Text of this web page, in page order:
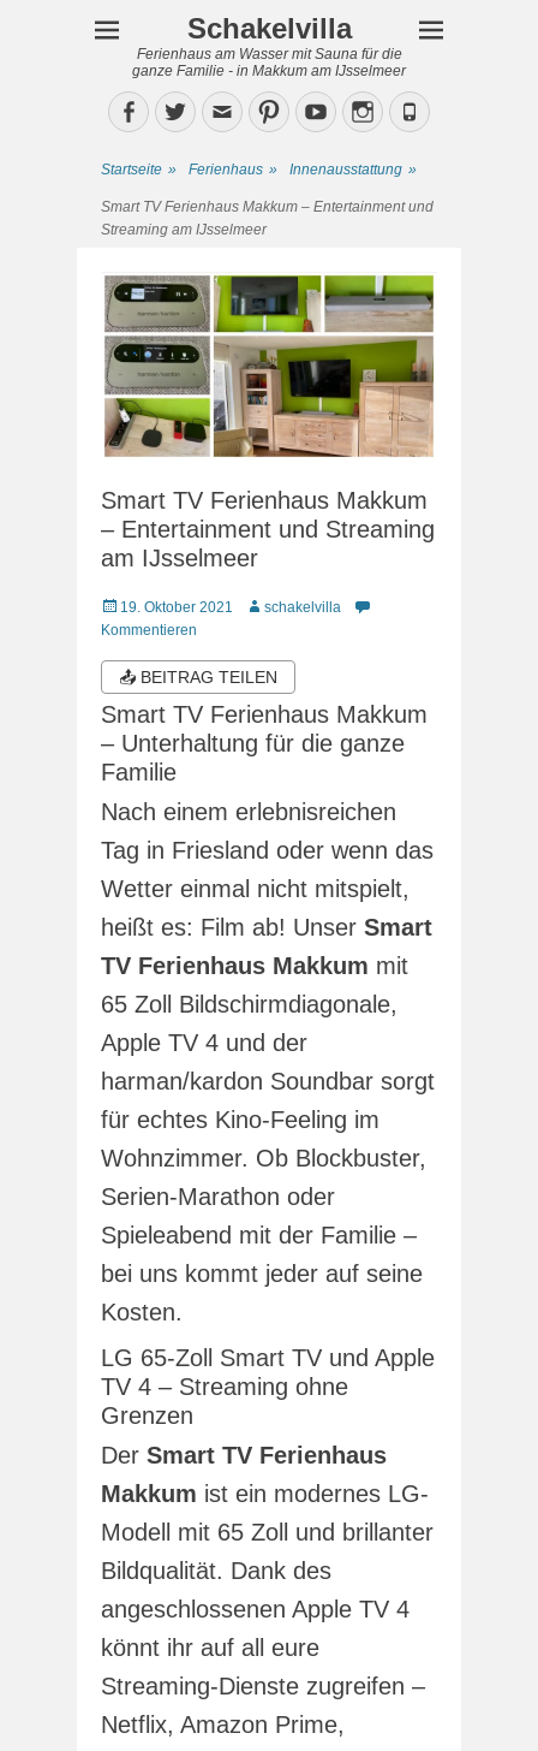
Schakelvilla
Ferienhaus am Wasser mit Sauna für die
ganze Familie - in Makkum am IJsselmeer
Facebook
TwitterEmailPinterestYouTubeInstagram
Phone
Startseite » Ferienhaus » Innenausstattung »
Smart TV Ferienhaus Makkum – Entertainment und
Streaming am IJsselmeer
Smart TV Ferienhaus Makkum
– Entertainment und Streaming
am IJsselmeer
Veröffentlicht
am
19. Oktober 2021 Autorschakelvilla
Kommentieren
📤 BEITRAG TEILEN
Smart TV Ferienhaus Makkum
– Unterhaltung für die ganze
Familie
Nach einem erlebnisreichen
Tag in Friesland oder wenn das
Wetter einmal nicht mitspielt,
heißt es: Film ab! Unser Smart
TV Ferienhaus Makkum mit
65 Zoll Bildschirmdiagonale,
Apple TV 4 und der
harman/kardon Soundbar sorgt
für echtes Kino-Feeling im
Wohnzimmer. Ob Blockbuster,
Serien-Marathon oder
Spieleabend mit der Familie –
bei uns kommt jeder auf seine
Kosten.
LG 65-Zoll Smart TV und Apple
TV 4 – Streaming ohne
Grenzen
Der Smart TV Ferienhaus
Makkum ist ein modernes LG-
Modell mit 65 Zoll und brillanter
Bildqualität. Dank des
angeschlossenen Apple TV 4
könnt ihr auf all eure
Streaming-Dienste zugreifen –
Netflix, Amazon Prime,